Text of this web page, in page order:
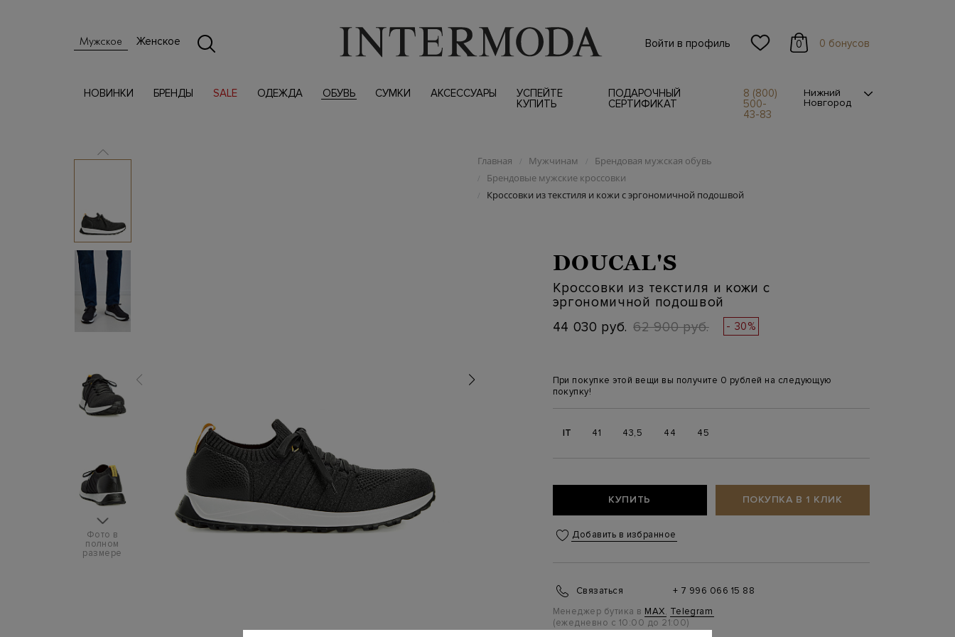
Мужское Женское Войти в профиль 0 0 бонусов
НОВИНКИ БРЕНДЫ SALE ОДЕЖДА ОБУВЬ СУМКИ АКСЕССУАРЫ
УСПЕЙТЕ
КУПИТЬ
ПОДАРОЧНЫЙ
СЕРТИФИКАТ
8 (800)
500-
43-83
Нижний
Новгород
Фото в
полном
размере
Главная / Мужчинам / Брендовая мужская обувь
/ Брендовые мужские кроссовки
/ Кроссовки из текстиля и кожи с эргономичной подошвой
DOUCAL'S
Кроссовки из текстиля и кожи с
эргономичной подошвой
44 030 руб. 62 900 руб. - 30%
При покупке этой вещи вы получите 0 рублей на следующую
покупку!
IT 41 43,5 44 45
КУПИТЬ ПОКУПКА В 1 КЛИК
Добавить в избранное
Связаться
+ 7 996 066 15 88
Менеджер бутика в MAX, Telegram
(ежедневно с 10:00 до 21:00)